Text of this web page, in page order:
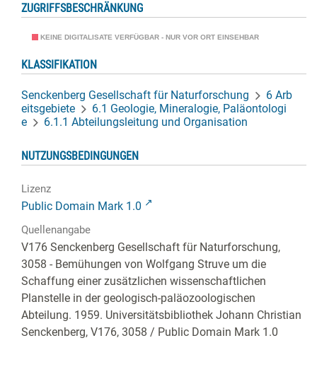
ZUGRIFFSBESCHRÄNKUNG
KEINE DIGITALISATE VERFÜGBAR - NUR VOR ORT EINSEHBAR
KLASSIFIKATION
Senckenberg Gesellschaft für Naturforschung
6 Arb
eitsgebiete
6.1 Geologie, Mineralogie, Paläontologi
e
6.1.1 Abteilungsleitung und Organisation
NUTZUNGSBEDINGUNGEN
Lizenz
Public Domain Mark 1.0
Quellenangabe
V176 Senckenberg Gesellschaft für Naturforschung,
3058 - Bemühungen von Wolfgang Struve um die
Schaffung einer zusätzlichen wissenschaftlichen
Planstelle in der geologisch-paläozoologischen
Abteilung. 1959. Universitätsbibliothek Johann Christian
Senckenberg, V176, 3058 / Public Domain Mark 1.0